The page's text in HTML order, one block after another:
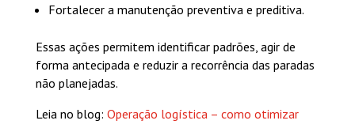
Fortalecer a manutenção preventiva e preditiva.
Essas ações permitem identificar padrões, agir de
forma antecipada e reduzir a recorrência das paradas
não planejadas.
Leia no blog: Operação logística – como otimizar